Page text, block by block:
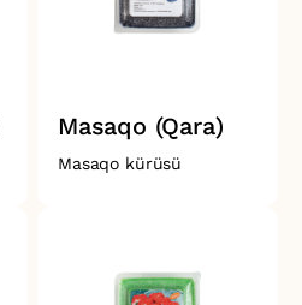
yeməklərlə
çeşidləməyinə imkan
Masaqo (Qara)
Masaqo kürüsü